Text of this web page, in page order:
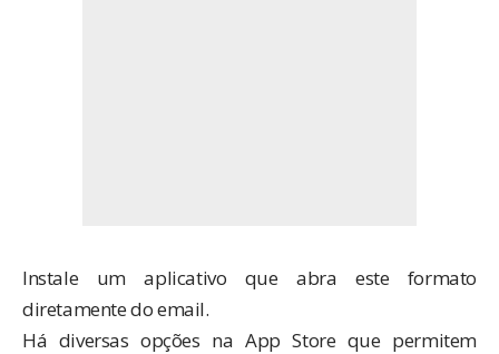
Instale um aplicativo que abra este formato
diretamente do email.
Há diversas opções na App Store que permitem